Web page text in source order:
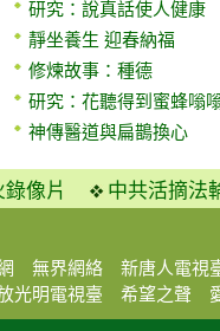
研究：說真話使人健康
靜坐養生 迎春納福
修煉故事：種德
研究：花聽得到蜜蜂嗡
神傳醫道與扁鵲換心
像片 中共活摘法
無界網絡
新唐人電視
光明電視臺 希望之聲